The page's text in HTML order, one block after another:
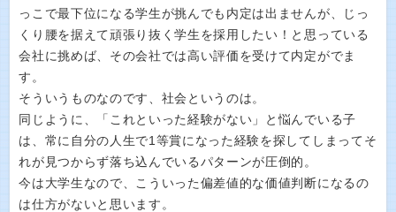
っこで最下位になる学生が挑んでも内定は出ませんが、じっ
くり腰を据えて頑張り抜く学生を採用したい！と思っている
会社に挑めば、その会社では高い評価を受けて内定がでま
す。
そういうものなのです、社会というのは。
同じように、「これといった経験がない」と悩んでいる子
は、常に自分の人生で1等賞になった経験を探してしまってそ
れが見つからず落ち込んでいるパターンが圧倒的。
今は大学生なので、こういった偏差値的な価値判断になるの
は仕方がないと思います。